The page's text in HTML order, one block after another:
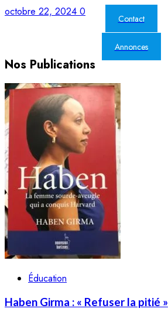
octobre 22, 2024 0
Contact
Annonces
Nos Publications
Éducation
Haben Girma : « Refuser la pitié »